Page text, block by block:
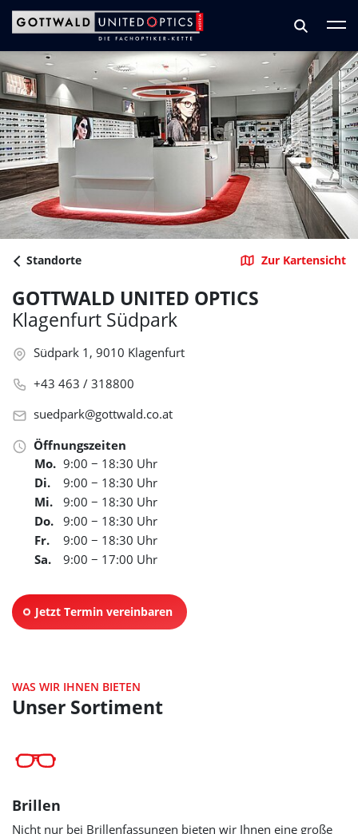
Zum Hauptinhalt springen
Zum Footer springen
Standorte Zur Kartensicht
GOTTWALD UNITED OPTICS
Klagenfurt Südpark
Südpark 1, 9010 Klagenfurt
+43 463 / 318800
suedpark@gottwald.co.at
Öffnungszeiten
Mo. 9:00 − 18:30 Uhr
Di.
9:00 − 18:30 Uhr
Mi.
9:00 − 18:30 Uhr
Do.
9:00 − 18:30 Uhr
Fr.
9:00 − 18:30 Uhr
Sa.
9:00 − 17:00 Uhr
Jetzt Termin vereinbaren
WAS WIR IHNEN BIETEN
Unser Sortiment
Brillen
Nicht nur bei Brillenfassungen bieten wir Ihnen eine große